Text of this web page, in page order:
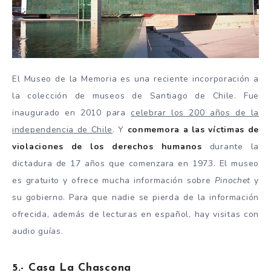
El Museo de la Memoria es una reciente incorporación a
la colección de museos de Santiago de Chile. Fue
inaugurado en 2010 para celebrar los 200 años de la
independencia de Chile. Y conmemora a las víctimas de
violaciones de los derechos humanos durante la
dictadura de 17 años que comenzara en 1973. El museo
es gratuito y ofrece mucha información sobre Pinochet y
su gobierno. Para que nadie se pierda de la información
ofrecida, además de lecturas en español, hay visitas con
audio guías.
5.- Casa La Chascona